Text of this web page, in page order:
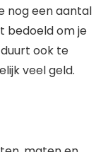
nog een aantal
bedoeld om je
ook te
veel geld.